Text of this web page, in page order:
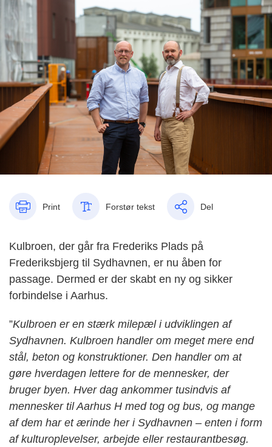
Print Forstør tekst Del
Kulbroen, der går fra Frederiks Plads på
Frederiksbjerg til Sydhavnen, er nu åben for
passage. Dermed er der skabt en ny og sikker
forbindelse i Aarhus.
”Kulbroen er en stærk milepæl i udviklingen af
Sydhavnen. Kulbroen handler om meget mere end
stål, beton og konstruktioner. Den handler om at
gøre hverdagen lettere for de mennesker, der
bruger byen. Hver dag ankommer tusindvis af
mennesker til Aarhus H med tog og bus, og mange
af dem har et ærinde her i Sydhavnen – enten i form
af kulturoplevelser, arbejde eller restaurantbesøg.